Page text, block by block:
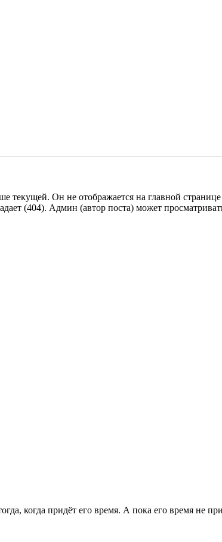
текущей. Он не отображается на главной
(404). Админ (автор поста) может
когда придёт его время. А пока его время не